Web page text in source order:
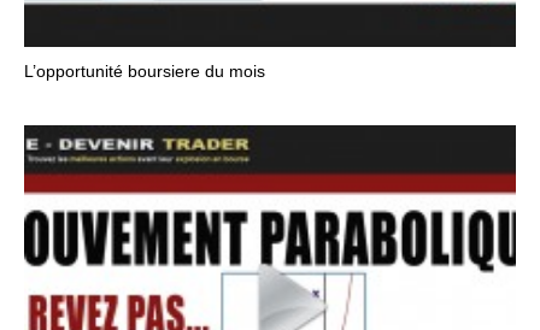
L’opportunité boursiere du mois